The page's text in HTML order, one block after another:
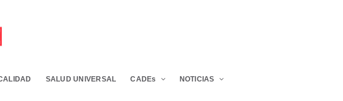
SALUD UNIVERSAL CADEs NOTICIAS